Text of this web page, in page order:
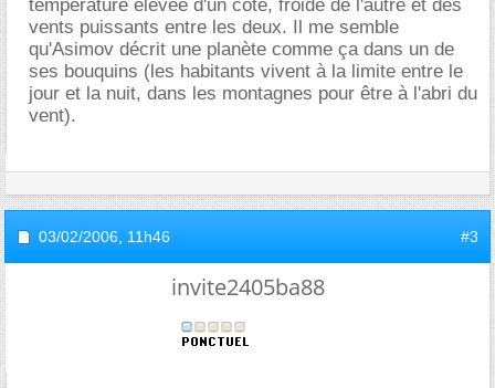
température élevée d'un côté, froide de l'autre et des
vents puissants entre les deux. Il me semble
qu'Asimov décrit une planète comme ça dans un de
ses bouquins (les habitants vivent à la limite entre le
jour et la nuit, dans les montagnes pour être à l'abri du
vent).
03/02/2006, 11h46 #3
invite2405ba88